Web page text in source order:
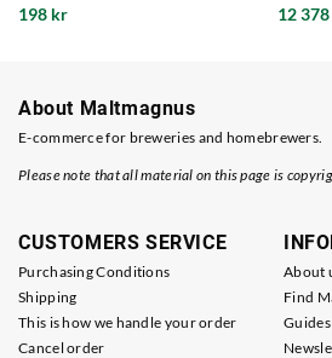
198 kr 12
About Maltmagnus
E-commerce for breweries and homebrewers.
Please note that all material on this page is
CUSTOMERS SERVICE
Purchasing Conditions
Shipping
This is how we handle your order
Cancel order
About
Find
Guides